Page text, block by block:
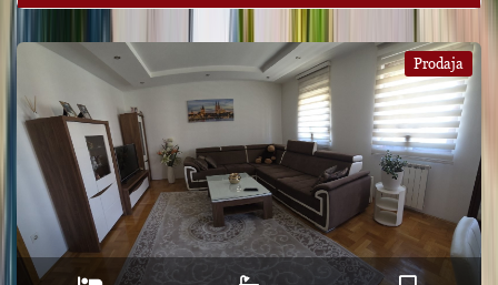
Prodaja